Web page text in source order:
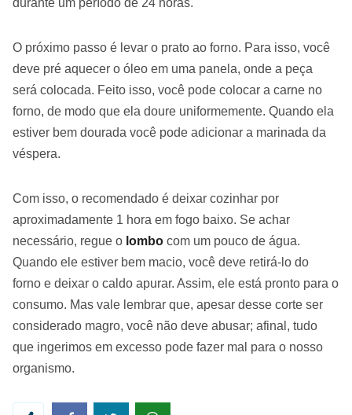
O próximo passo é levar o prato ao forno. Para isso, você
deve pré aquecer o óleo em uma panela, onde a peça
será colocada. Feito isso, você pode colocar a carne no
forno, de modo que ela doure uniformemente. Quando ela
estiver bem dourada você pode adicionar a marinada da
véspera.
Com isso, o recomendado é deixar cozinhar por
aproximadamente 1 hora em fogo baixo. Se achar
necessário, regue o lombo com um pouco de água.
Quando ele estiver bem macio, você deve retirá-lo do
forno e deixar o caldo apurar. Assim, ele está pronto para o
consumo. Mas vale lembrar que, apesar desse corte ser
considerado magro, você não deve abusar; afinal, tudo
que ingerimos em excesso pode fazer mal para o nosso
organismo.